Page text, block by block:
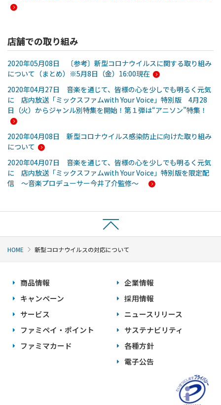
店舗での取り組み
2020年05月08日 〔参考〕新型コロナウイルスに関する取り組み
について（まとめ）※5月8日（金）16:00現在
2020年04月27日 音楽を通じて、皆様の心を少しでも明るく元気
に 店内放送「ミックスファムwith Your Voice」特別版 4月28
日（火）からジャンル別特集を開始！第１弾は“アニソン”特集！
2020年04月08日 新型コロナウイルス感染防止に向けた取り組み
について
2020年04月07日 音楽を通じて、皆様の心を少しでも明るく元気
に 店内放送「ミックスファムwith Your Voice」特別版を限定配
信 ～音楽プロデューサー今井了介監修～
HOME 新型コロナウイルスの対応について
商品情報
キャンペーン
サービス
ファミペイ・ポイント
ファミマカード
企業情報
採用情報
ニュースリリース
サステナビリティ
各種方針
電子公告